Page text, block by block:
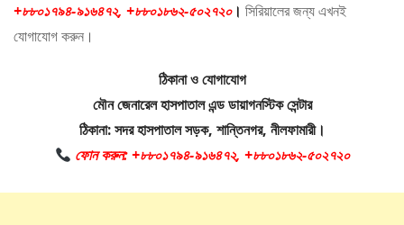
+৮৮০১৭৯৪-৯১৬৪৭২, +৮৮০১৮৬২-৫০২৭২০। সিরিয়ালের জন্য এখনই
যোগাযোগ করুন।
ঠিকানা ও যোগাযোগ
মৌন জেনারেল হাসপাতাল এন্ড ডায়াগনস্টিক সেন্টার
ঠিকানা: সদর হাসপাতাল সড়ক, শান্তিনগর, নীলফামারী।
ফোন করুন: +৮৮০১৭৯৪-৯১৬৪৭২, +৮৮০১৮৬২-৫০২৭২০